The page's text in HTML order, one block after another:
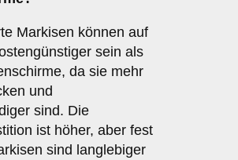
Markisen können auf
sein als
da sie mehr
und
sind. Die
ist höher, aber fest
sind langlebiger